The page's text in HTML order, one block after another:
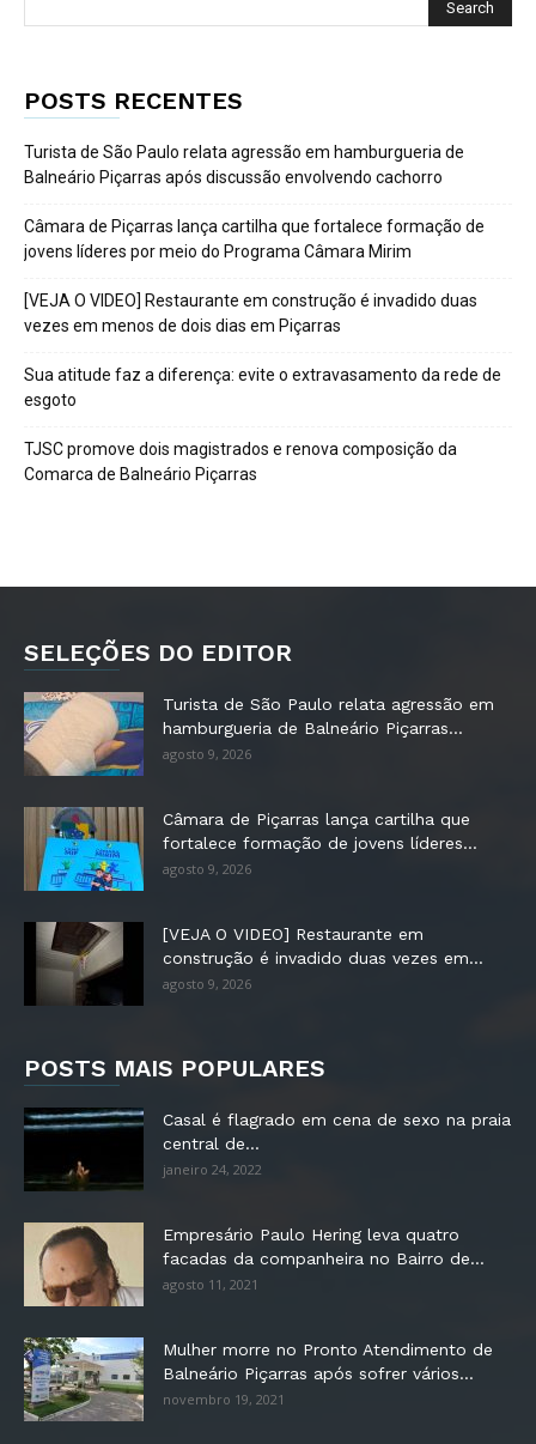
POSTS RECENTES
Turista de São Paulo relata agressão em hamburgueria de
Balneário Piçarras após discussão envolvendo cachorro
Câmara de Piçarras lança cartilha que fortalece formação de
jovens líderes por meio do Programa Câmara Mirim
[VEJA O VIDEO] Restaurante em construção é invadido duas
vezes em menos de dois dias em Piçarras
Sua atitude faz a diferença: evite o extravasamento da rede de
esgoto
TJSC promove dois magistrados e renova composição da
Comarca de Balneário Piçarras
SELEÇÕES DO EDITOR
Turista de São Paulo relata agressão em
hamburgueria de Balneário Piçarras...
agosto 9, 2026
Câmara de Piçarras lança cartilha que
fortalece formação de jovens líderes...
agosto 9, 2026
[VEJA O VIDEO] Restaurante em
construção é invadido duas vezes em...
agosto 9, 2026
POSTS MAIS POPULARES
Casal é flagrado em cena de sexo na praia
central de...
janeiro 24, 2022
Empresário Paulo Hering leva quatro
facadas da companheira no Bairro de...
agosto 11, 2021
Mulher morre no Pronto Atendimento de
Balneário Piçarras após sofrer vários...
novembro 19, 2021